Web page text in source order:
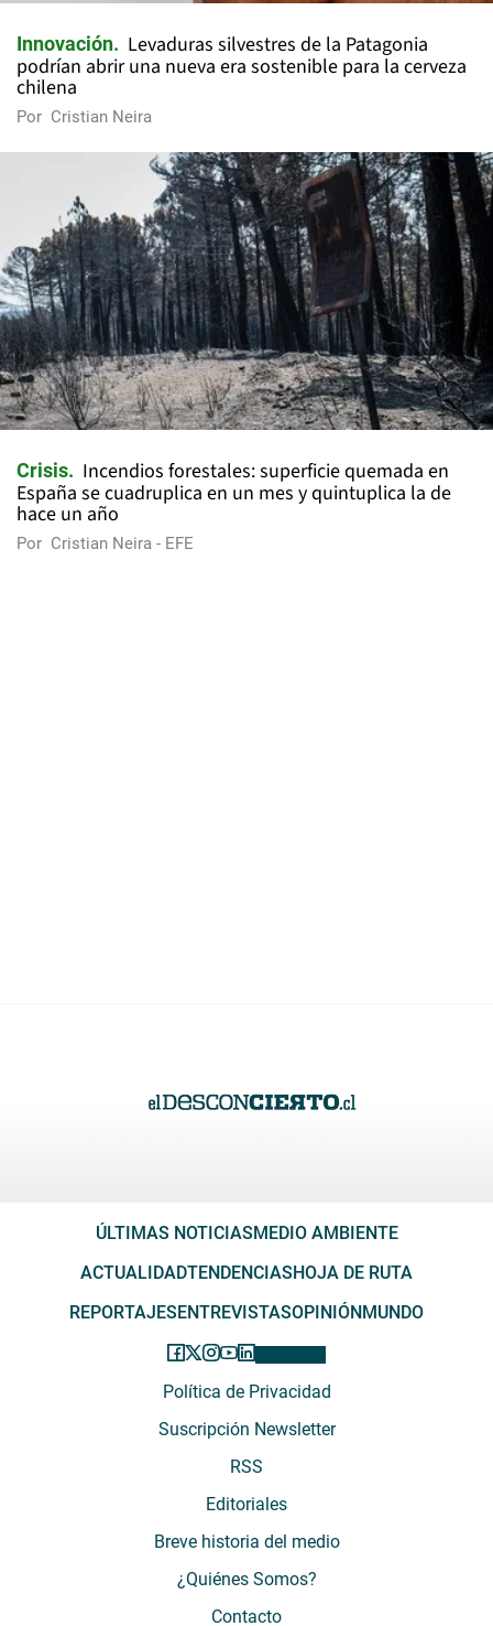
Innovación
Levaduras silvestres de la Patagonia
podrían abrir una nueva era sostenible para la cerveza
chilena
Por Cristian Neira
Crisis
Incendios forestales: superficie quemada en
España se cuadruplica en un mes y quintuplica la de
hace un año
Por Cristian Neira - EFE
ÚLTIMAS NOTICIASMEDIO AMBIENTE
ACTUALIDADTENDENCIASHOJA DE RUTA
REPORTAJESENTREVISTASOPINIÓNMUNDO
Política de Privacidad
Suscripción Newsletter
RSS
Editoriales
Breve historia del medio
¿Quiénes Somos?
Contacto